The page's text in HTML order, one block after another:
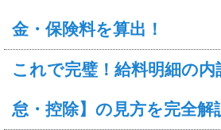
金・保険料を算出！
これで完璧！給料明細の内
怠・控除】の見方を完全解